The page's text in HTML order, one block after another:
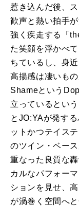
惹き込んだ後、
歓声と熱い拍手
強く疾走する「
た笑顔を浮かべ
ちているし、身
高揚感は凄いも
Shameという
立っているとい
とJO:YAが発す
ットかつテイス
のツイン・ベー
重なった良質な
カルなパフォー
ションを見せ、
が渦巻く空間へと